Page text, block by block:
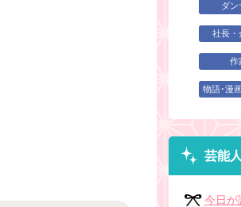
ダン
社長・
作
物語･漫
芸能
今日が